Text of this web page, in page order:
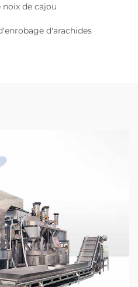
de cajou
d'arachides